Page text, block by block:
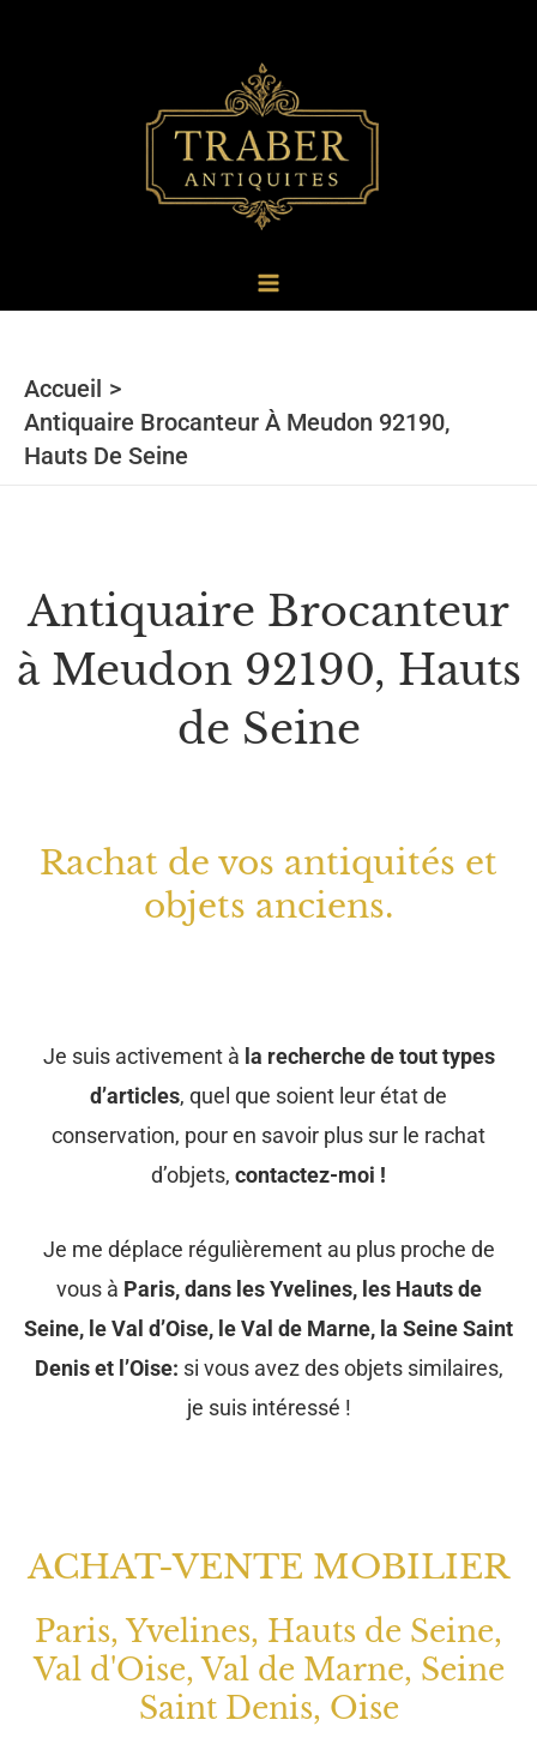
Accueil
Antiquaire Brocanteur À Meudon 92190,
Hauts De Seine
Antiquaire Brocanteur
à Meudon 92190, Hauts
de Seine
Rachat de vos antiquités et
objets anciens.
Je suis activement à la recherche de tout types
d’articles, quel que soient leur état de
conservation, pour en savoir plus sur le rachat
d’objets, contactez-moi !
Je me déplace régulièrement au plus proche de
vous à Paris, dans les Yvelines, les Hauts de
Seine, le Val d’Oise, le Val de Marne, la Seine Saint
Denis et l’Oise: si vous avez des objets similaires,
je suis intéressé !
ACHAT-VENTE MOBILIER
Paris, Yvelines, Hauts de Seine,
Val d'Oise, Val de Marne, Seine
Saint Denis, Oise